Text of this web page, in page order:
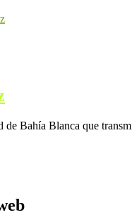
de Bahía Blanca que